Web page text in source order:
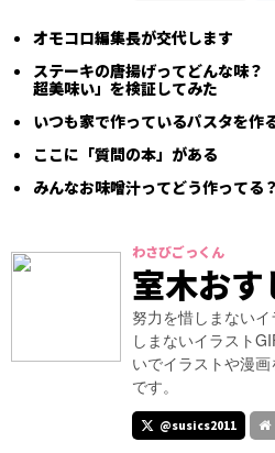
オモコロ編集長が交代します
ステーキの唐揚げってどんな味？
超美味い」を検証してみた
いつも家で作っているパスタを作
ここに「質問の本」がある
みんなお味噌汁ってどう作ってる？
わさびごっくん
室木おす
努力を惜しまない
しまないイラスト
いでイラストや漫
です。
@susics2011